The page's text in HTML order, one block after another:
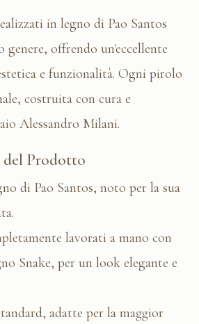
in legno di Pao Santos
offrendo un'eccellente
e funzionalità. Ogni pirolo
costruita con cura e
Alessandro Milani.
Prodotto
di Pao Santos, noto per la sua
lavorati a mano con
Snake, per un look elegante e
adatte per la maggior